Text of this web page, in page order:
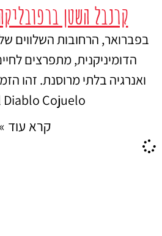
קרנבל השטן
בפברואר, הרחובות השלווים
הדומיניקנית, מתפרצים
Cojuelo") –
קרא עוד »